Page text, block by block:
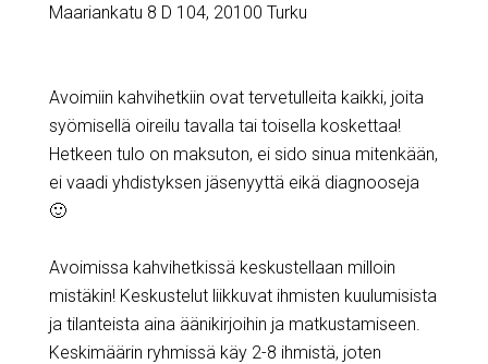
Maariankatu 8 D 104, 20100 Turku
Avoimiin kahvihetkiin ovat tervetulleita kaikki, joita
syömisellä oireilu tavalla tai toisella koskettaa!
Hetkeen tulo on maksuton, ei sido sinua mitenkään,
ei vaadi yhdistyksen jäsenyyttä eikä diagnooseja
🙂
Avoimissa kahvihetkissä keskustellaan milloin
mistäkin! Keskustelut liikkuvat ihmisten kuulumisista
ja tilanteista aina äänikirjoihin ja matkustamiseen.
Keskimäärin ryhmissä käy 2-8 ihmistä, joten